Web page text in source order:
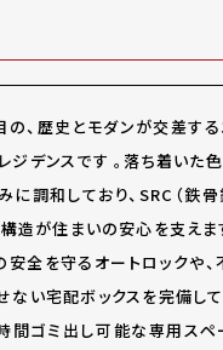
、歴史とモダンが交差す
ジデンスです。落ち着いた
に調和しており、SRC（鉄
造が住まいの安心を支えま
安全を守る オートロックや
ない宅配ボックスを完備し
間ゴミ出し可能な専用スペ